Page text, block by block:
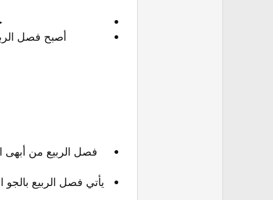
أصبح فصل
فصل الربيع من أبھى
يأتي فصل الربيع